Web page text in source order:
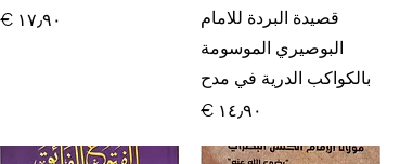
قصيدة البردة للامام
البوصيري الموسومة
بالكواكب الدرية في مدح
السعر
السعر